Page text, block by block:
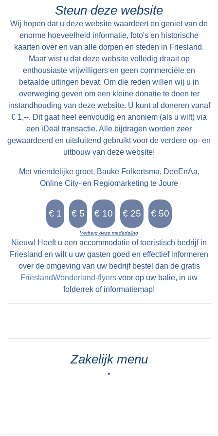
Folsgare, groot in het geheel, 40 een tweede
Pondematen belast met 19 Floreen by JELLE
PYTTERS bewoond Petry en May 1793 vry van
Huur, te huur doende boven de lasten a 222
Car. Guldens waarop per Pondem. geboden is
111 g.gls. Jelle Pytters (Pieters) is de zoon van
Pytter Jelles en Ytie Jorrits. Pytter en Ytie zijn in
1757 getrouwd in Oosthem en boeren daarna in
Westhem / Wolsum. Zoon Jelle wordt geboren in
1759. In 1768 is Pytter Jelles boer onder
Folsgare op de boerderij achter Easthimmerwei
25. Jelle trouwt in 1783 met Meike Beints uit
Jirnsum. Ze volgen dan Jelle zijn vader op.
Verder is er weinig over de familie bekend. Na
Jelle Pytters komt Yme Keimpes op de
boerderij. Daarna komt deze in de verkoop.
LC 10-12-1800: Eene uitmuntende Vrugtdoende
en zeer geryflyke ZATHE en LANDEN met
deszelfs HUIZINGE en HOVINGE cum annexis,
staande en geleegen onder den Dorpe Folsgara
, in het geheel groot na naam 69 Pondematen
alle kostelyke Greidlanden belast met 17 1/2
Stuivers Schattinge wordende by Yme Keimpes
Steun deze website
Wij hopen dat u deze website waardeert en geniet van de
enorme hoeveelheid informatie, foto's en historische
kaarten over en van alle dorpen en steden in Friesland.
Maar wist u dat deze website volledig draait op
enthousiaste vrijwilligers en geen commerciële en
betaalde uitingen bevat. Om die reden willen wij u in
overweging geven om een kleine donatie te doen ter
instandhouding van deze website. U kunt al doneren vanaf
€ 1,--. Dit gaat heel eenvoudig en anoniem (als u wilt) via
een iDeal transactie. Alle bijdragen worden zeer
gewaardeerd en uitsluitend gebruikt voor de verdere op- en
uitbouw van deze website!
Met vriendelijke groet, Bauke Folkertsma, DeeEnAa,
Online City- en Regiomarketing te Joure
Verberg deze mededeling
Nieuw! Heeft u een accommodatie of toeristisch bedrijf in
Friesland en wilt u uw gasten goed en effectief informeren
over de omgeving van uw bedrijf bestel dan de gratis
FrieslandWonderland-flyers voor op uw balie, in uw
folderrek of informatiemap!
Zakelijk menu
•